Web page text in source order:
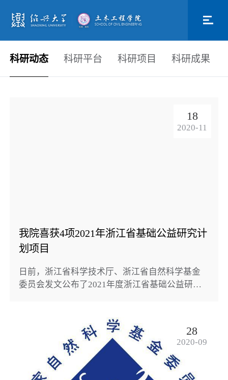
科研动态 科研平台 科研项目 科研成果
18
2020-11
我院喜获4项2021年浙江省基础公益研究计
划项目
日前，浙江省科学技术厅、浙江省自然科学基金
委员会发文公布了2021年度浙江省基础公益研究
主持的“岩质边坡灾害智能识别与动态预警方法研
究”，获省自然科学基金重点项目，罗琳老师主持
的“基于界面粗糙特征和材料力学特性的双材料界
面劈裂破坏机理研究”，韩观胜老师主持的“恒定法
向刚度边界条件下岩石节理抗剪特性研究”，宋...
28
2020-09